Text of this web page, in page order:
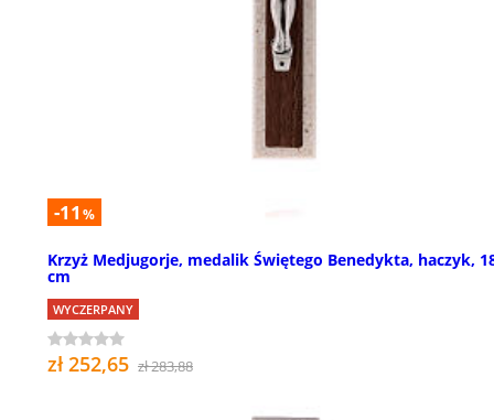
-11 %
Krzyż Medjugorje, medalik Świętego Benedykta, haczyk,
cm
WYCZERPANY
zł 252,65 zł 283,88